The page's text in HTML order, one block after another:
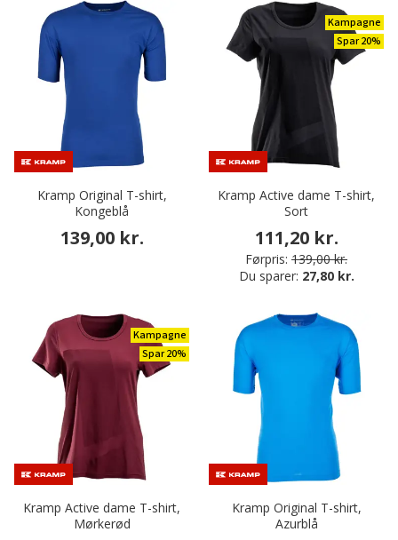
Kramp Original T-shirt,
Kongeblå
139,00 kr.
Kampagne
Spar 20%
Kramp Active dame T-shirt,
Sort
111,20 kr.
Førpris: 139,00 kr.
Du sparer: 27,80 kr.
Kampagne
Spar 20%
Kramp Active dame T-shirt,
Mørkerød
Kramp Original T-shirt,
Azurblå